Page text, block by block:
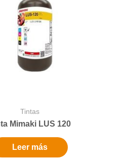
Tintas
Mimaki LUS 120
Leer más